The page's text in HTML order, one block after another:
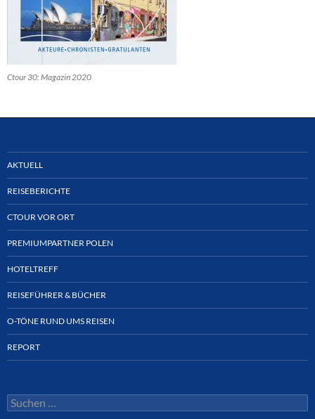
Ctour 30: Magazin 2020
AKTUELL
REISEBERICHTE
CTOUR VOR ORT
PREMIUMPARTNER POLEN
HOTELTREFF
REISEFÜHRER & BÜCHER
O-TÖNE RUND UMS REISEN
REPORT
Suchen
nach: